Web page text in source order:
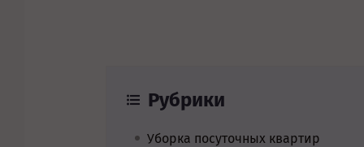
Рубрики
Уборка посуточных квартир